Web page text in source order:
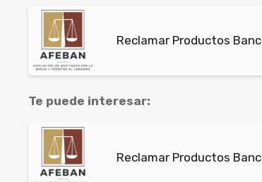
Reclamar Productos
Te puede interesar:
Reclamar Productos